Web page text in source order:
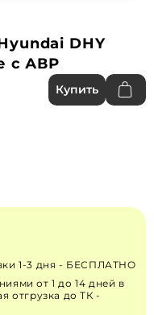
DHY
с АВР
Купить
1-3 дня - БЕСПЛАТНО
от 1 до 14 дней в
отгрузка до ТК -